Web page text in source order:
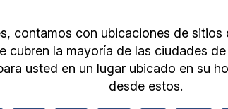
contamos con ubicaciones de
cubren la mayoría de las ciudades
usted en un lugar ubicado en su
desde estos.